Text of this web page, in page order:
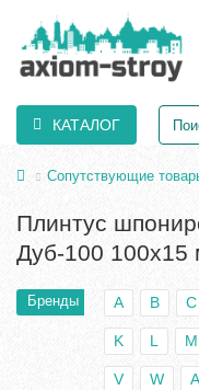
КАТАЛОГ
Сопутствующие
Плинтус
Дуб-100 100х15
Бренды A B C
K L M
V W А